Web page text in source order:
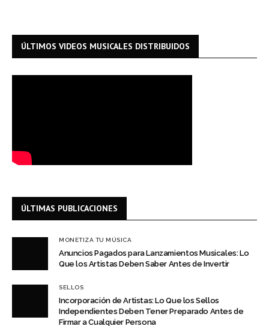
ÚLTIMOS VIDEOS MUSICALES DISTRIBUIDOS
ÚLTIMAS PUBLICACIONES
MONETIZA TU MÚSICA
Anuncios Pagados para Lanzamientos Musicales: Lo
Que los Artistas Deben Saber Antes de Invertir
SELLOS
Incorporación de Artistas: Lo Que los Sellos
Independientes Deben Tener Preparado Antes de
Firmar a Cualquier Persona